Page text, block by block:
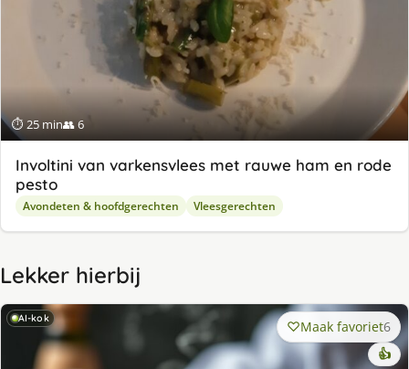
⏱ 25 min👥 6
Involtini van varkensvlees met rauwe ham en rode
pesto
Avondeten & hoofdgerechten Vleesgerechten
Lekker hierbij
AI-kok Maak favoriet6
👍